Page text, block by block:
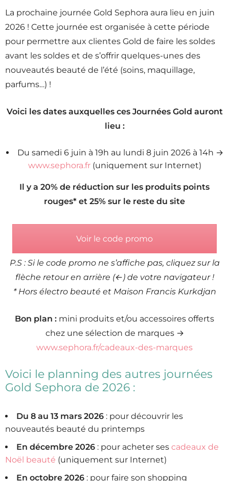
La prochaine journée Gold Sephora aura lieu en juin
2026 ! Cette journée est organisée à cette période
pour permettre aux clientes Gold de faire les soldes
avant les soldes et de s’offrir quelques-unes des
nouveautés beauté de l’été (soins, maquillage,
parfums…) !
Voici les dates auxquelles ces Journées Gold auront
lieu :
Du samedi 6 juin à 19h au lundi 8 juin 2026 à 14h →
www.sephora.fr(uniquement sur Internet)
Il y a 20% de réduction sur les produits points
rouges* et 25% sur le reste du site
Voir le code promo
P.S : Si le code promo ne s’affiche pas, cliquez sur la
flèche retour en arrière (←) de votre navigateur !
* Hors électro beauté et Maison Francis Kurkdjan
Bon plan : mini produits et/ou accessoires offerts
chez une sélection de marques →
www.sephora.fr/cadeaux-des-marques
Voici le planning des autres journées
Gold Sephora de 2026 :
Du 8 au 13 mars 2026 : pour découvrir les
nouveautés beauté du printemps
En décembre 2026 : pour acheter ses cadeaux de
Noël beauté (uniquement sur Internet)
En octobre 2026 : pour faire son shopping